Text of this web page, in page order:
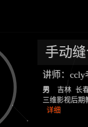
手动
讲师：ccly
男
吉林 长
三维影视后期
详细